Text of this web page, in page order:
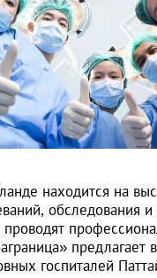
находится на
обследования и
госпиталей